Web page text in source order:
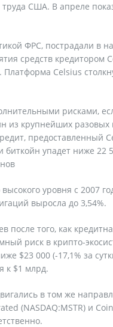
США. В апреле
ФРС, пострадали в
средств кредитором
Celsius
рисками,
из крупнейших
предоставленный
упадет ниже 22
уровня с 2007
выросла до 3,54%.
после того, как
риск в крипто-
$23 000 (-17,1% за
к $1 млрд.
в том же
(NASDAQ:MSTR) и